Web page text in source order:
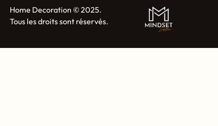
Home Decoration © 2025.
Tous les droits sont réservés.